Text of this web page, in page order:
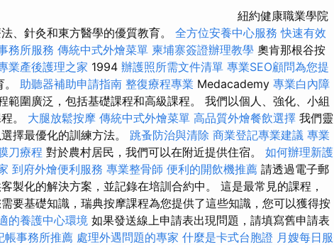
紐約健康職業學院
、針灸和東方醫學的優質教育。 全方位安養中心服務 快速有效
務所服務 傳統中式外燴菜單 柬埔寨簽證辦理教學 奧肯那根谷按
業產後護理之家 1994 辦護照所需文件清單 專業SEO顧問為您提
助聽器補助申請指南 整復療程專業 Medacademy 專業白內障
範圍廣泛，包括基礎課程和高級課程。 我們以個人、強化、小組
。 大腿放鬆按摩 傳統中式外燴菜單 高品質外燴餐飲選擇 我們靈
擇最優化的訓練方法。 跳蚤防治與清除 商業登記專業建議 專業
刀療程 對於農村居民，我們可以在附近提供住宿。 如何辦理新護
到府外燴便利服務 專業整骨師 便利的開飲機推薦 請透過電子郵
製化的解決方案，並記錄在培訓合約中。 這是最常見的課程，
要基礎知識，瑞典按摩課程為您提供了這些知識，您可以獲得按
的養護中心環境 如果發送線上申請表出現問題，請填寫舊申請表
帳事務所推薦 處理外遇問題的專家 什麼是卡式台胞證 月嫂每日服